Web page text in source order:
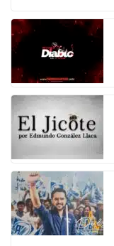
k
c
e
b
o
o
k
itt
er